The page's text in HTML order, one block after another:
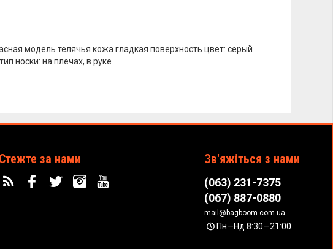
модель телячья кожа гладкая поверхность цвет: серый
носки: на плечах, в руке
Стежте за нами Зв'яжіться з нами
(063) 231-7375
(067) 887-0880
mail@bagboom.com.ua
Пн—Нд 8:30—21:00